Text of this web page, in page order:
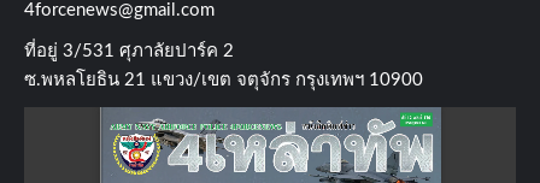
4forcenews@gmail.com
ที่อยู่​ 3/531​ ศุภาลัยปาร์ค​ 2
ซ.พหลโยธิน​ 21​ แขวง/เขต​ จตุจักร​ กรุงเทพฯ 10900